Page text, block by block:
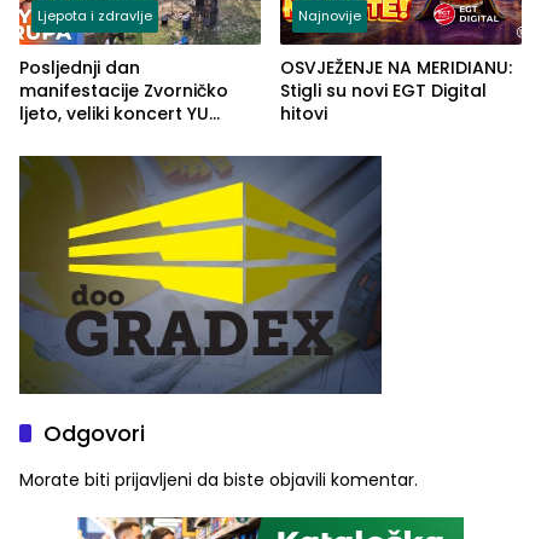
Ljepota i zdravlje
Posljednji dan
manifestacije Zvorničko
ljeto, veliki koncert YU
ove godine
Najnovije
OSVJEŽENJE NA MERIDIANU:
Stigli su novi EGT Digital
hitovi
Odgovori
Morate biti prijavljeni da biste objavili komentar.